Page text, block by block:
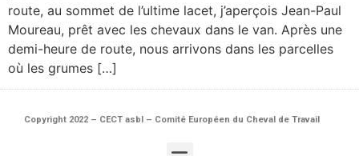
route, au sommet de l’ultime lacet, j’aperçois Jean-Paul
Moureau, prêt avec les chevaux dans le van. Après une
demi-heure de route, nous arrivons dans les parcelles
où les grumes […]
Copyright 2022 – CECT asbl – Comité Européen du Cheval de Travail